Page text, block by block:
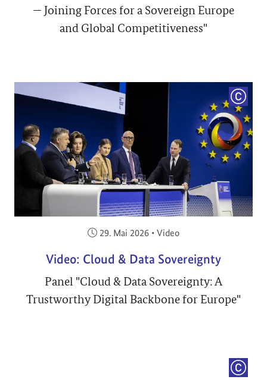
— Joining Forces for a Sovereign Europe
and Global Competitiveness"
Veröffentlicht am:
29. Mai 2026 • Video
Video: Cloud & Data Sovereignty
Panel "Cloud & Data Sovereignty: A
Trustworthy Digital Backbone for Europe"